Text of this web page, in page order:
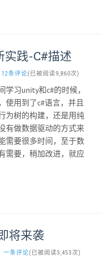
实践-C#描述
12条评论(已被阅读9,860次)
习unity和c#的时候，
使用到了c#语言，并且
为树的构建，还是用纯
有做数据驱动的方式来
需要很多时间，至于数
需要，稍加改进，就应
将来袭
一条评论(已被阅读3,453次)